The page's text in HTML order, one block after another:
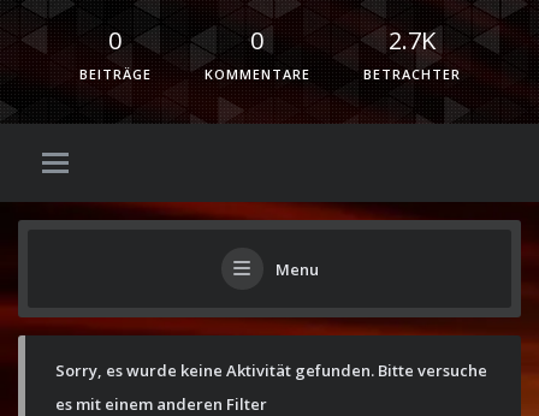
0
BEITRÄGE
0
KOMMENTARE
2.7K
BETRACHTER
Menu
Sorry, es wurde keine Aktivität gefunden. Bitte versuche
es mit einem anderen Filter